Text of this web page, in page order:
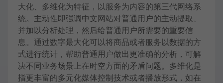
大化、多维化为特征，以服务为内容的第三代网络系
统。主动性即强调中文网站对普通用户的主动提取、
并加以分析处理，然后给普通用户所需要的重要信
息。通过数字最大化可以将商品或者服务以数据的方
式进行统计，帮助普通用户做出更准确的分析，可解
决不同业务场景上在时空方面的矛盾问题。多维化是
指更丰富的多元化媒体控制技术或者播放形式，如在